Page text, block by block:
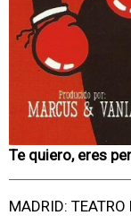
Te quiero, eres
MADRID: